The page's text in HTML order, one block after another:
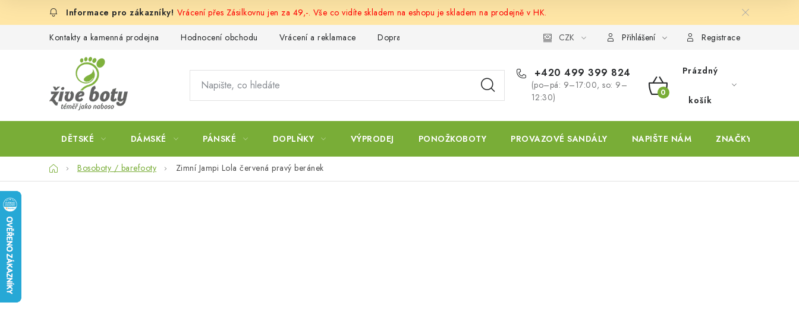
Vrácení přes Zásilkovnu jen za 49,-. Vše co vidíte skladem na eshopu je skladem na prodejně v HK.
Kontakty a kamenná prodejna Hodnocení obchodu Vrácení a reklamace Doprava a platba CZK Přihlášení Registrace
+420 499 399 824
(po–pá: 9–17:00, so: 9–
12:30)
NÁKUPNÍ
KOŠÍK
Prázdný
košík
DĚTSKÉ DÁMSKÉ PÁNSKÉ DOPLŇKY VÝPRODEJ PONOŽKOBOTY PROVAZOVÉ SANDÁLY NAPIŠTE NÁM ZNAČKY
DomůBosoboty / barefooty Zimní Jampi Lola červená pravý beránek